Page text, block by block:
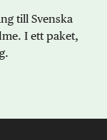
till Svenska
I ett paket,